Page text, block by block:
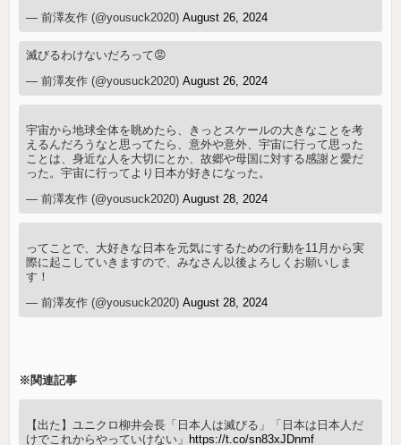
— 前澤友作 (@yousuck2020)August 26, 2024
滅びるわけないだろって😡
— 前澤友作 (@yousuck2020)August 26, 2024
宇宙から地球全体を眺めたら、きっとスケールの大きなことを考
えるんだろうなと思ってたら、意外や意外、宇宙に行って思った
ことは、身近な人を大切にとか、故郷や母国に対する感謝と愛だ
った。宇宙に行ってより日本が好きになった。
— 前澤友作 (@yousuck2020)August 28, 2024
ってことで、大好きな日本を元気にするための行動を11月から実
際に起こしていきますので、みなさん以後よろしくお願いしま
す！
— 前澤友作 (@yousuck2020)August 28, 2024
※関連記事
【出た】ユニクロ柳井会長「日本人は滅びる」「日本は日本人だ
けでこれからやっていけない」 https://t.co/sn83xJDnmf